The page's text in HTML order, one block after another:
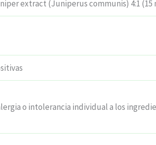
extract (Juniperus communis) 4:1
o intolerancia individual a los